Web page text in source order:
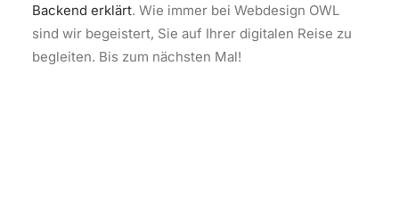
Backend erklärt. Wie immer bei Webdesign OWL
sind wir begeistert, Sie auf Ihrer digitalen Reise zu
begleiten. Bis zum nächsten Mal!